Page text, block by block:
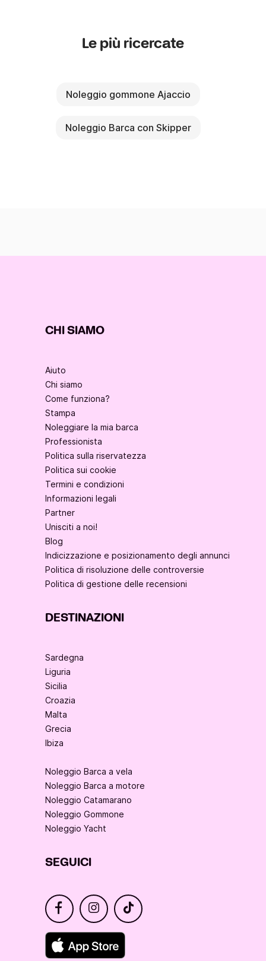
Le più ricercate
Noleggio gommone Ajaccio
Noleggio Barca con Skipper
CHI SIAMO
Aiuto
Chi siamo
Come funziona?
Stampa
Noleggiare la mia barca
Professionista
Politica sulla riservatezza
Politica sui cookie
Termini e condizioni
Informazioni legali
Partner
Unisciti a noi!
Blog
Indicizzazione e posizionamento degli annunci
Politica di risoluzione delle controversie
Politica di gestione delle recensioni
DESTINAZIONI
Sardegna
Liguria
Sicilia
Croazia
Malta
Grecia
Ibiza
Noleggio Barca a vela
Noleggio Barca a motore
Noleggio Catamarano
Noleggio Gommone
Noleggio Yacht
SEGUICI